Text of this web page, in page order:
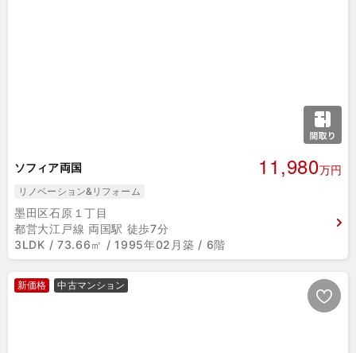
ソフィア両国 11,980万円
リノベーション&リフォーム
墨田区石原１丁目
都営大江戸線 両国駅 徒歩7分
3LDK / 73.66㎡ / 1995年02月築 / 6階
新価格 中古マンション